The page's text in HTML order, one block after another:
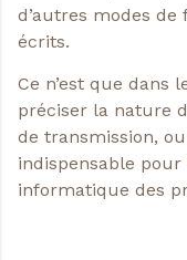
d’autres modes de
écrits.
Ce n’est que dans
préciser la nature
de transmission,
indispensable
informatique des